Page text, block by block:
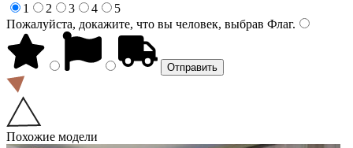
1
2 3 4
5
Пожалуйста, докажите, что вы человек, выбрав Флаг.
Похожие модели